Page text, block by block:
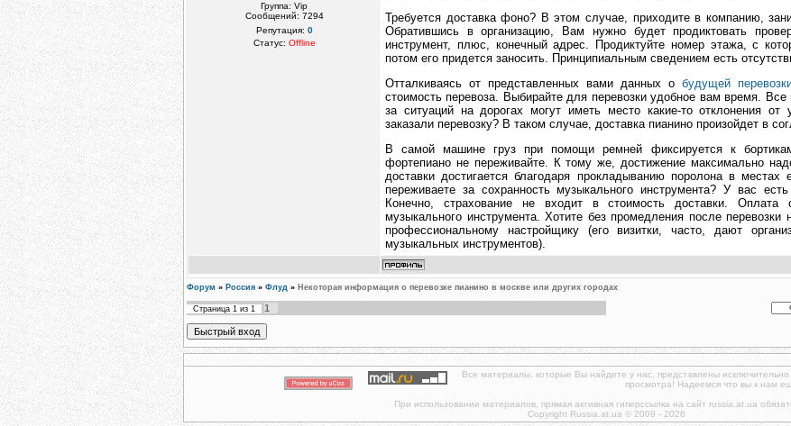
Группа: Vip
Сообщений: 7294
Репутация: 0
Статус: Offline
Требуется доставка фоно? В этом случае, приходите в компанию,
Обратившись в организацию, Вам нужно будет продиктовать
инструмент, плюс, конечный адрес. Продиктуйте номер этажа, с
потом его придется заносить. Принципиальным сведением есть
Отталкиваясь от представленных вами данных о будущей
стоимость перевоза. Выбирайте для перевозки удобное вам время.
за ситуаций на дорогах могут иметь место какие-то отклонения
заказали перевозку? В таком случае, доставка пианино произойдет в
В самой машине груз при помощи ремней фиксируется к
фортепиано не переживайте. К тому же, достижение максимально
доставки достигается благодаря прокладыванию поролона в
переживаете за сохранность музыкального инструмента? У вас
Конечно, страхование не входит в стоимость доставки. Оплата
музыкального инструмента. Хотите без промедления после
профессиональному настройщику (его визитки, часто, дают
музыкальных инструментов).
Форум » Россия » Флуд » Некоторая информация о перевозке пианино в москве или других городах
Страница 1 из 1
1
Все материалы, которые Вы найдете у нас, представлены
просмотра! Надеемся что вы к нам
При использовании материалов, прямая активная гиперссылка на сайт russia.at.ua
Copyright Russia.at.ua © 2009 - 2026